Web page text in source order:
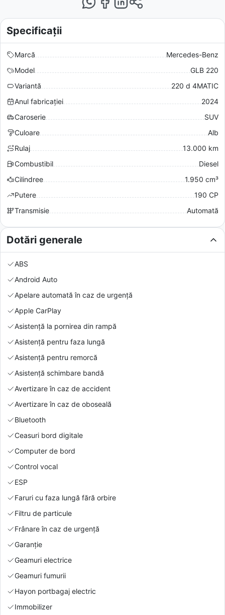
Specificații
Marcă
Mercedes-Benz
Model
GLB 220
Variantă
220 d 4MATIC
Anul fabricației
2024
Caroserie
SUV
Culoare
Alb
Rulaj
13.000 km
Combustibil
Diesel
Cilindree
1.950 cm³
Putere
190 CP
Transmisie
Automată
Dotări generale
ABS
Android Auto
Apelare automată în caz de urgență
Apple CarPlay
Asistență la pornirea din rampă
Asistență pentru faza lungă
Asistență pentru remorcă
Asistență schimbare bandă
Avertizare în caz de accident
Avertizare în caz de oboseală
Bluetooth
Ceasuri bord digitale
Computer de bord
Control vocal
ESP
Faruri cu faza lungă fără orbire
Filtru de particule
Frânare în caz de urgență
Garanție
Geamuri electrice
Geamuri fumurii
Hayon portbagaj electric
Immobilizer